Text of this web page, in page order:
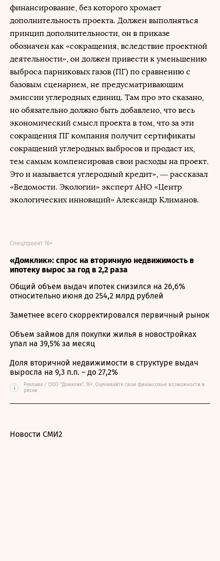
финансирование, без которого хромает
дополнительность проекта. Должен выполняться
принцип дополнительности, он в приказе
обозначен как «сокращения, вследствие проектной
деятельности», он должен привести к уменьшению
выброса парниковых газов (ПГ) по сравнению с
базовым сценарием, не предусматривающим
эмиссии углеродных единиц. Там про это сказано,
но обязательно должно быть добавлено, что весь
экономический смысл проекта в том, что за эти
сокращения ПГ компания получит сертификаты
сокращений углеродных выбросов и продаст их,
тем самым компенсировав свои расходы на проект.
Это и называется углеродный кредит», — рассказал
«Ведомости. Экологии» эксперт АНО «Центр
экологических инноваций» Александр Климанов.
«Домклик»: спрос на вторичную недвижимость в
ипотеку вырос за год в 2,2 раза
Спецпроект 16+
Общий объем выдач ипотек снизился на 26,6%
относительно июня до 254,2 млрд рублей
Заметнее всего скорректировался первичный рынок
Объем займов для покупки жилья в новостройках
упал на 39,5% за месяц
Доля вторичной недвижимости в структуре выдач
выросла на 9,3 п.п. – до 27,2%
i
Реклама / ООО "Домклик". 16+. Оценивайте свои финансовые возможности и
риски
Новости СМИ2